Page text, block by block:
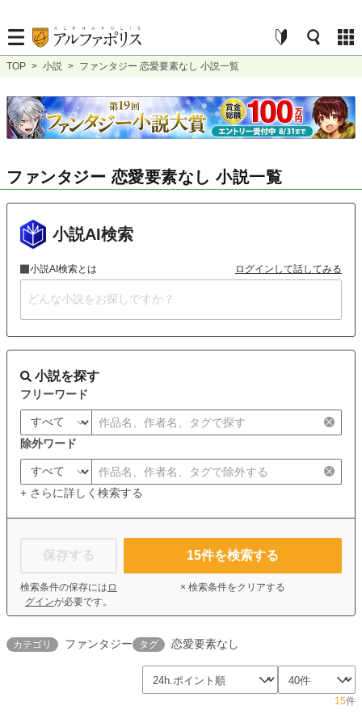
TOP > 小説 > ファンタジー 恋愛要素なし 小説一覧
ファンタジー 恋愛要素なし 小説一覧
小説AI検索
小説AI検索とは ログインして話してみる
小説を探す
フリーワード
除外ワード
+ さらに詳しく検索する
保存する
検索条件の保存には ロ
グインが必要です。
15件を検索する
× 検索条件をクリアする
カテゴリ ファンタジー タグ 恋愛要素なし
15件